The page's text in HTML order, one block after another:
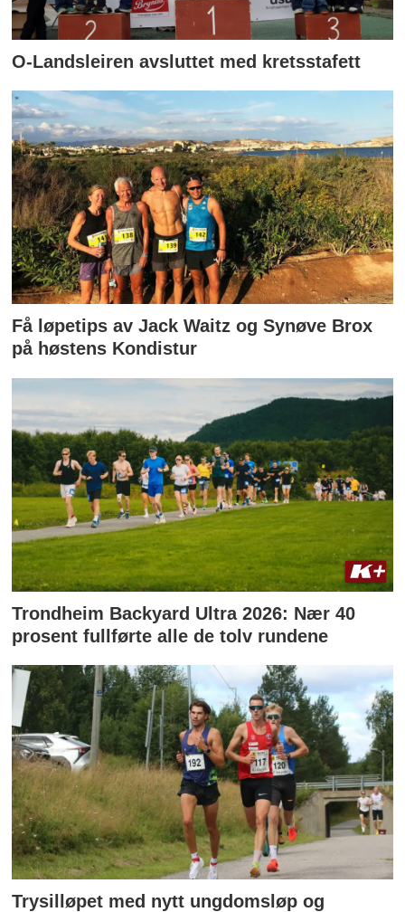
O-Landsleiren avsluttet med kretsstafett
Få løpetips av Jack Waitz og Synøve Brox
på høstens Kondistur
Trondheim Backyard Ultra 2026: Nær 40
prosent fullførte alle de tolv rundene
Trysilløpet med nytt ungdomsløp og